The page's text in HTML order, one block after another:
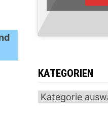
KATEGORIEN
Kategorien